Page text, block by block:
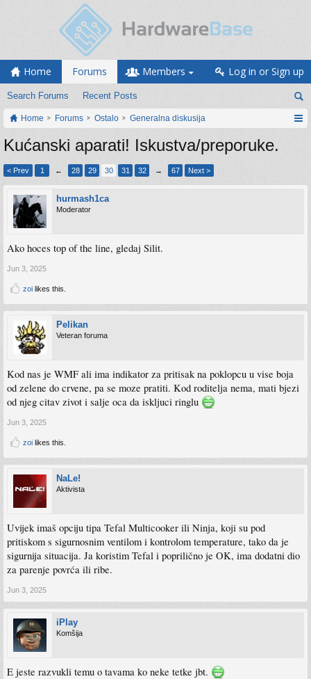
Home Forums
Search Forums Recent Posts
Members Log in or Sign up
Home Forums Ostalo Generalna diskusija
Kućanski aparati! Iskustva/preporuke.
< Prev 1 ← 28 29 30 31 32 → 67 Next >
hurmash1ca
Moderator
Ako hoces top of the line, gledaj Silit.
Jun 3, 2025
zoi likes this.
Pelikan
Veteran foruma
Kod nas je WMF ali ima indikator za pritisak na poklopcu u vise boja
od zelene do crvene, pa se moze pratiti. Kod roditelja nema, mati bjezi
od njeg citav zivot i salje oca da iskljuci ringlu
Jun 3, 2025
zoi likes this.
NaLe!
Aktivista
Uvijek imaš opciju tipa Tefal Multicooker ili Ninja, koji su pod
pritiskom s sigurnosnim ventilom i kontrolom temperature, tako da je
sigurnija situacija. Ja koristim Tefal i poprilično je OK, ima dodatni dio
za parenje povrća ili ribe.
Jun 3, 2025
iPlay
Komšija
E jeste razvukli temu o tavama ko neke tetke jbt.